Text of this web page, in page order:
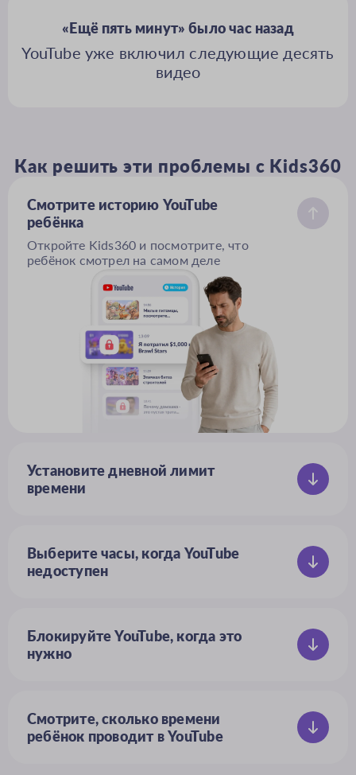
«Ещё пять минут» было час назад
YouTube уже включил следующие десять
видео
Как решить эти проблемы с Kids360
Смотрите историю YouTube
ребёнка
Откройте Kids360 и посмотрите, что
ребёнок смотрел на самом деле
Установите дневной лимит
времени
Выберите часы, когда YouTube
недоступен
Блокируйте YouTube, когда это
нужно
Смотрите, сколько времени
ребёнок проводит в YouTube